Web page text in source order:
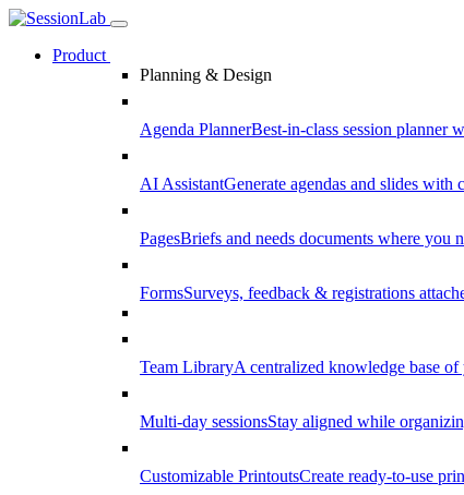
Product
Planning & Design
Agenda PlannerBest-in-class session planner
AI AssistantGenerate agendas and slides with
PagesBriefs and needs documents where you
FormsSurveys, feedback & registrations
Team LibraryA centralized knowledge base of
Multi-day sessionsStay aligned while
Customizable PrintoutsCreate ready-to-use